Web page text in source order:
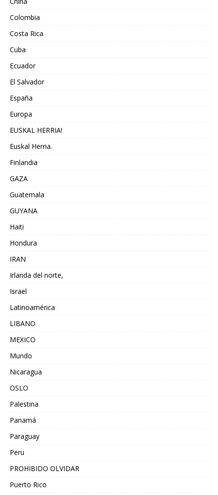
Colombia
Costa Rica
Cuba
Ecuador
El Salvador
España
Europa
EUSKAL HERRIA!
Euskal Herria.
Finlandia
GAZA
Guatemala
GUYANA
Haiti
Hondura
IRAN
Irlanda del norte,
Israel
Latinoamérica
LIBANO
MEXICO
Mundo
Nicaragua
OSLO
Palestina
Panamá
Paraguay
Peru
PROHIBIDO OLVIDAR
Puerto Rico